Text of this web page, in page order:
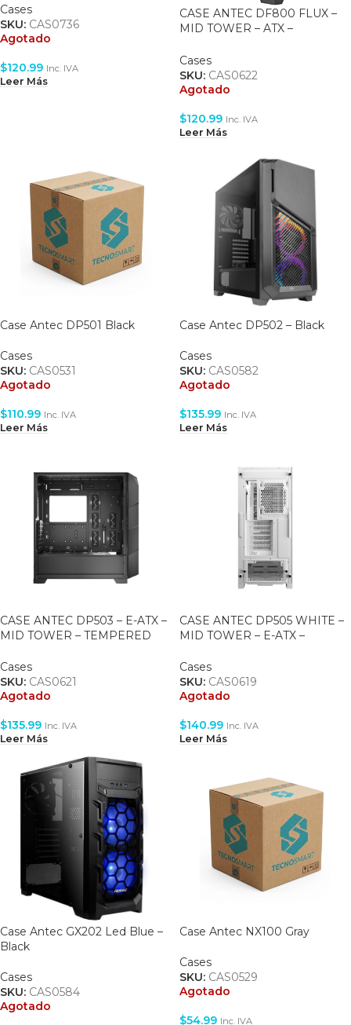
PANEL – 1 FAN 120MM BLACK
Cases
SKU: CAS0736
Agotado
$120.99 Inc. IVA
Leer Más
CASE ANTEC DF800 FLUX –
MID TOWER – ATX –
PANEL – 3 FAN ARGB
INCLUDED – 1 FAN 120MM
(REVERSE FAN) – 1 FAN
Cases
SKU: CAS0622
Agotado
$120.99 Inc. IVA
Leer Más
Case Antec DP501 Black
Cases
SKU: CAS0531
Agotado
$110.99 Inc. IVA
Leer Más
Case Antec DP502 – Black
Cases
SKU: CAS0582
Agotado
$135.99 Inc. IVA
Leer Más
CASE ANTEC DP503 – E-ATX –
MID TOWER – TEMPERED
INCLUDED – BLACK
Cases
SKU: CAS0621
Agotado
$135.99 Inc. IVA
Leer Más
CASE ANTEC DP505 WHITE –
MID TOWER – E-ATX –
ARGB INCLUDED
Cases
SKU: CAS0619
Agotado
$140.99 Inc. IVA
Leer Más
Case Antec GX202 Led Blue –
Black
Cases
SKU: CAS0584
Agotado
Case Antec NX100 Gray
Cases
SKU: CAS0529
Agotado
$54.99 Inc. IVA